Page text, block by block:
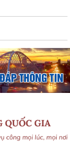
cùng nhân dân
chuyển đổi số qua
kỳ 2026 - 2031 tổ